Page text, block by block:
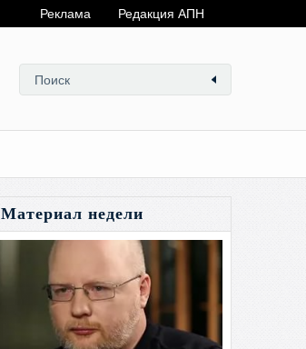
Реклама Редакция АПН
Материал недели